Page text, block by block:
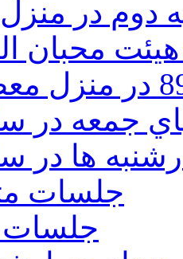
در منزل 1389
جمعه در سال
ها در
جلسات
جلسات